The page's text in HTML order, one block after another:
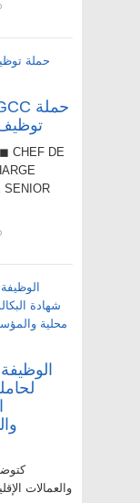
CHEF DE
SENIOR
والعمالات